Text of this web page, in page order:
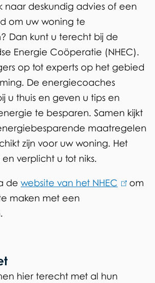
naar deskundig advies of een
om uw woning te
Dan kunt u terecht bij de
Energie Coöperatie (NHEC).
op tot experts op het gebied
De energiecoaches
u thuis en geven u tips en
te besparen. Samen kijkt
maatregelen
zijn voor uw woning. Het
en verplicht u tot niks.
de website van het NHEC
om
maken met een
hier terecht met al hun